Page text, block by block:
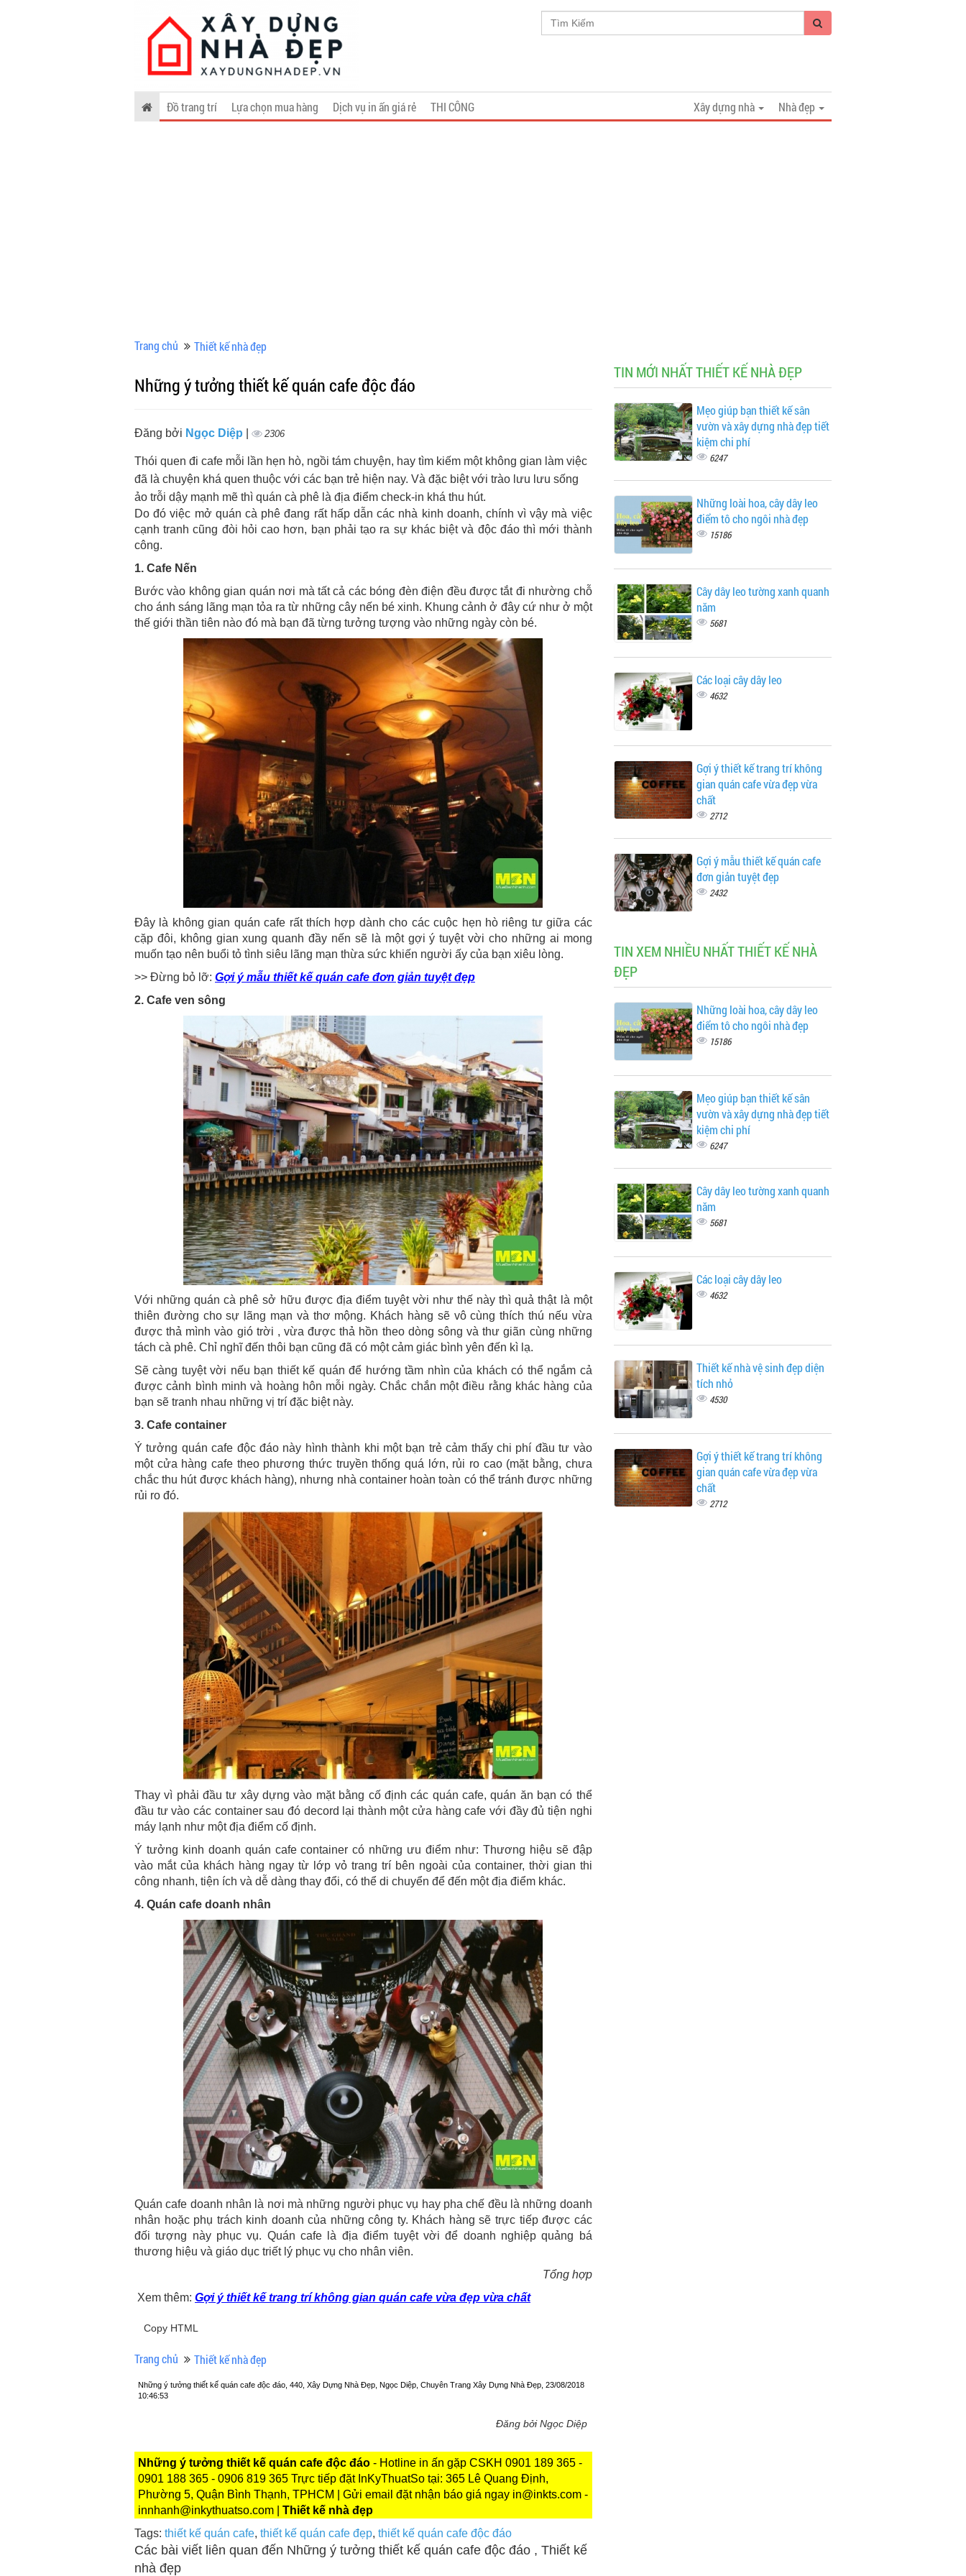
Nhà đẹp
Đồ trang trí Lựa chọn mua hàng Dịch vụ in ấn giá rẻ THI CÔNG Xây dựng nhà
Trang chủ Thiết kế nhà đẹp
Những ý tưởng thiết kế quán cafe độc đáo
Đăng bởi Ngọc Diệp 2306
Thói quen đi cafe mỗi lần hẹn hò, ngồi tám chuyện, hay tìm kiếm một không gian làm việc
đã là chuyện khá quen thuộc với các bạn trẻ hiện nay. Và đặc biệt với trào lưu lưu sống
ảo trỗi dậy mạnh mẽ thì quán cà phê là địa điểm check-in khá thu hút.
Do đó việc mở quán cà phê đang rất hấp dẫn các nhà kinh doanh, chính vì vậy mà việc
cạnh tranh cũng đòi hỏi cao hơn, bạn phải tạo ra sự khác biệt và độc đáo thì mới thành
công.
1. Cafe Nến
Bước vào không gian quán nơi mà tất cả các bóng đèn điện đều được tắt đi nhường chỗ
cho ánh sáng lãng mạn tỏa ra từ những cây nến bé xinh. Khung cảnh ở đây cứ như ở một
thế giới thần tiên nào đó mà bạn đã từng tưởng tượng vào những ngày còn bé.
Đây là không gian quán cafe rất thích hợp dành cho các cuộc hẹn hò riêng tư giữa các
cặp đôi, không gian xung quanh đầy nến sẽ là một gợi ý tuyệt vời cho những ai mong
muốn tạo nên buổi tỏ tình siêu lãng mạn thừa sức khiến người ấy của bạn xiêu lòng.
>> Đừng bỏ lỡ: Gợi ý mẫu thiết kế quán cafe đơn giản tuyệt đẹp
2. Cafe ven sông
Với những quán cà phê sở hữu được địa điểm tuyệt vời như thế này thì quả thật là một
thiên đường cho sự lãng mạn và thơ mộng. Khách hàng sẽ vô cùng thích thú nếu vừa
được thả mình vào gió trời , vừa được thả hồn theo dòng sông và thư giãn cùng những
tách cà phê. Chỉ nghĩ đến thôi bạn cũng đã có một cảm giác bình yên đến kì lạ.
Sẽ càng tuyệt vời nếu bạn thiết kế quán để hướng tầm nhìn của khách có thể ngắm cả
được cảnh bình minh và hoàng hôn mỗi ngày. Chắc chắn một điều rằng khác hàng của
bạn sẽ tranh nhau những vị trí đặc biệt này.
3. Cafe container
Ý tưởng quán cafe độc đáo này hình thành khi một bạn trẻ cảm thấy chi phí đầu tư vào
một cửa hàng cafe theo phương thức truyền thống quá lớn, rủi ro cao (mặt bằng, chưa
chắc thu hút được khách hàng), nhưng nhà container hoàn toàn có thể tránh được những
rủi ro đó.
Thay vì phải đầu tư xây dựng vào mặt bằng cố định các quán cafe, quán ăn bạn có thể
đầu tư vào các container sau đó decord lại thành một cửa hàng cafe với đầy đủ tiện nghi
máy lạnh như một địa điểm cố định.
Ý tưởng kinh doanh quán cafe container có những ưu điểm như: Thương hiệu sẽ đập
vào mắt của khách hàng ngay từ lớp vỏ trang trí bên ngoài của container, thời gian thi
công nhanh, tiện ích và dễ dàng thay đổi, có thể di chuyển để đến một địa điểm khác.
4. Quán cafe doanh nhân
Quán cafe doanh nhân là nơi mà những người phục vụ hay pha chế đều là những doanh
nhân hoặc phụ trách kinh doanh của những công ty. Khách hàng sẽ trực tiếp được các
đối tượng này phục vụ. Quán cafe là địa điểm tuyệt vời để doanh nghiệp quảng bá
thương hiệu và giáo dục triết lý phục vụ cho nhân viên.
Tổng hợp
Xem thêm: Gợi ý thiết kế trang trí không gian quán cafe vừa đẹp vừa chất
Copy HTML
Trang chủ Thiết kế nhà đẹp
Những ý tưởng thiết kế quán cafe độc đáo, 440, Xây Dựng Nhà Đẹp, Ngọc Diệp, Chuyên Trang Xây Dựng Nhà Đẹp, 23/08/2018
10:46:53
Đăng bởi Ngọc Diệp
Những ý tưởng thiết kế quán cafe độc đáo - Hotline in ấn gặp CSKH 0901 189 365 -
0901 188 365 - 0906 819 365 Trực tiếp đặt InKyThuatSo tại: 365 Lê Quang Định,
Phường 5, Quận Bình Thạnh, TPHCM | Gửi email đặt nhận báo giá ngay in@inkts.com -
innhanh@inkythuatso.com | Thiết kế nhà đẹp
Tags: thiết kế quán cafe, thiết kế quán cafe đẹp, thiết kế quán cafe độc đáo
Các bài viết liên quan đến Những ý tưởng thiết kế quán cafe độc đáo , Thiết kế
nhà đẹp
TIN MỚI NHẤT THIẾT KẾ NHÀ ĐẸP
Mẹo giúp bạn thiết kế sân
vườn và xây dựng nhà đẹp tiết
kiệm chi phí
6247
Những loài hoa, cây dây leo
điểm tô cho ngôi nhà đẹp
15186
Cây dây leo tường xanh quanh
năm
5681
Các loại cây dây leo
4632
Gợi ý thiết kế trang trí không
gian quán cafe vừa đẹp vừa
chất
2712
Gợi ý mẫu thiết kế quán cafe
đơn giản tuyệt đẹp
2432
TIN XEM NHIỀU NHẤT THIẾT KẾ NHÀ
ĐẸP
Những loài hoa, cây dây leo
điểm tô cho ngôi nhà đẹp
15186
Mẹo giúp bạn thiết kế sân
vườn và xây dựng nhà đẹp tiết
kiệm chi phí
6247
Cây dây leo tường xanh quanh
năm
5681
Các loại cây dây leo
4632
Thiết kế nhà vệ sinh đẹp diện
tích nhỏ
4530
Gợi ý thiết kế trang trí không
gian quán cafe vừa đẹp vừa
chất
2712